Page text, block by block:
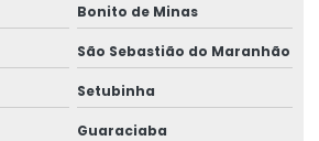
Bonito de Minas
São Sebastião do Maranhão
Setubinha
Guaraciaba